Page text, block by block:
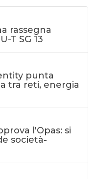
rassegna
T SG 13
punta
tra reti, energia
l'Opas: si
società-